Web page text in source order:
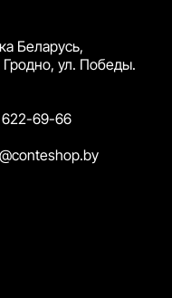
Беларусь,
Гродно, ул. Победы.
622-69-66